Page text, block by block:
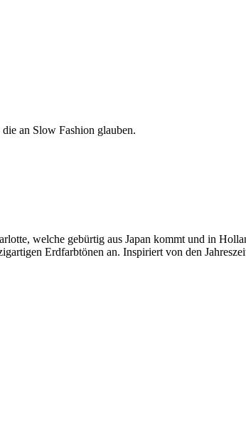
an Slow Fashion glauben.
welche gebürtig aus Japan kommt und in
Erdfarbtönen an. Inspiriert von den